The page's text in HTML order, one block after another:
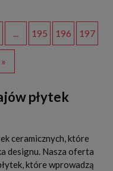
... 195 196 197
»
płytek
ceramicznych, które
designu. Nasza oferta
które wprowadzą